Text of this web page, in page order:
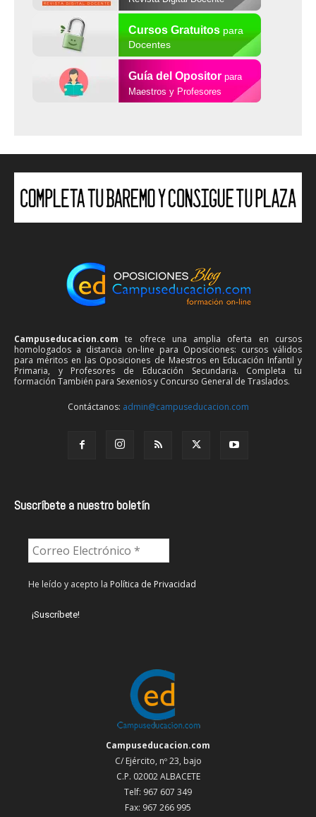
Cursos Gratuitospara
Docentes
Guía del Opositor para
Maestros y Profesores
Campuseducacion.com te ofrece una amplia oferta en cursos
homologados a distancia on-line para Oposiciones: cursos válidos
para méritos en las Oposiciones de Maestros en Educación Infantil y
Primaria, y Profesores de Educación Secundaria. Completa tu
formación También para Sexenios y Concurso General de Traslados.
Contáctanos: admin@campuseducacion.com
Suscríbete a nuestro boletín
He leído y acepto la Política de Privacidad
Campuseducacion.com
C/ Ejército, nº 23, bajo
C.P. 02002 ALBACETE
Telf: 967 607 349
Fax: 967 266 995